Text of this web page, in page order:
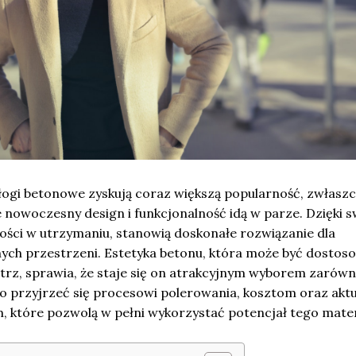
betonowe zyskują coraz większą popularność,
nowoczesny design i funkcjonalność idą w parze. Dzięki
w utrzymaniu, stanowią doskonałe rozwiązanie dla
przestrzeni. Estetyka betonu, która może być
sprawia, że staje się on atrakcyjnym wyborem
przyjrzeć się procesowi polerowania, kosztom oraz
które pozwolą w pełni wykorzystać potencjał tego